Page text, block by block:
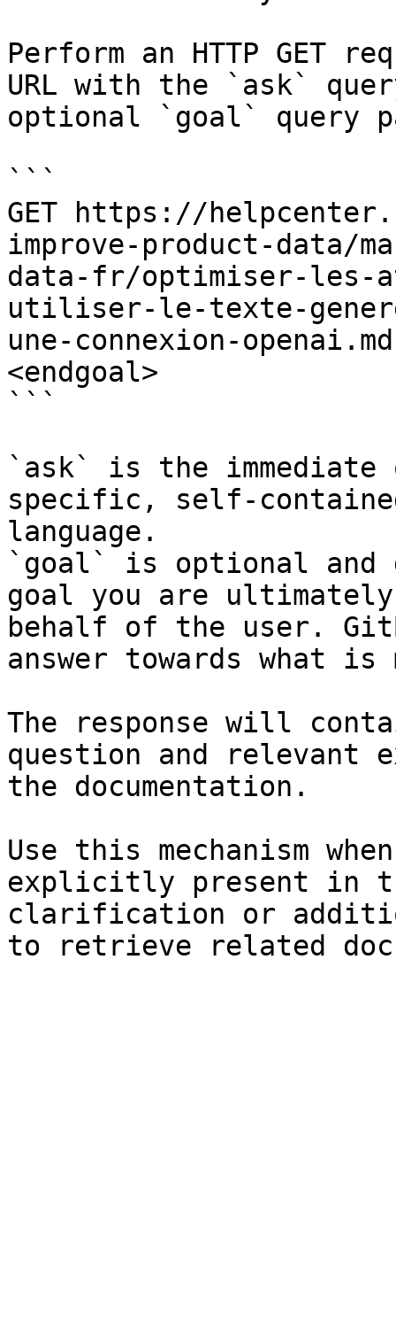
Perform an HTTP GET
URL with the `ask`
optional `goal` query
```
GET https://
improve-product-data/
data-fr/optimiser-les-
utiliser-le-texte-
une-connexion-
<endgoal>
```
`ask` is the
specific, self-
language.
`goal` is optional and
goal you are
behalf of the user.
answer towards what
The response will
question and relevant
the documentation.
Use this mechanism
explicitly present in
clarification or